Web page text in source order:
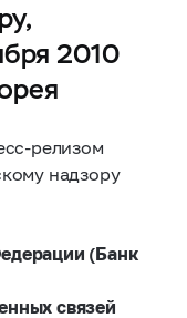
2010
релизом
надзору
(Банк
связей